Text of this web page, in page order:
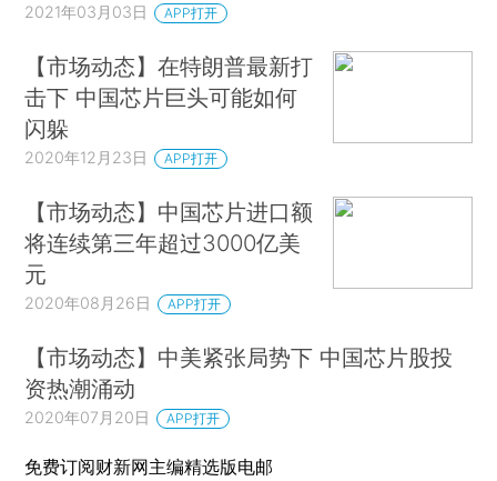
2021年03月03日 APP打开
【市场动态】在特朗普最新打
击下 中国芯片巨头可能如何
闪躲
2020年12月23日 APP打开
【市场动态】中国芯片进口额
将连续第三年超过3000亿美
元
2020年08月26日 APP打开
【市场动态】中美紧张局势下 中国芯片股投
资热潮涌动
2020年07月20日 APP打开
免费订阅财新网主编精选版电邮